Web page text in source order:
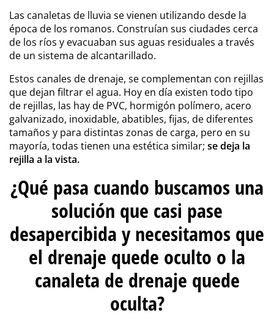
Las canaletas de lluvia se vienen utilizando desde la
época de los romanos. Construían sus ciudades cerca
de los ríos y evacuaban sus aguas residuales a través
de un sistema de alcantarillado.
Estos canales de drenaje, se complementan con rejillas
que dejan filtrar el agua. Hoy en día existen todo tipo
de rejillas, las hay de PVC, hormigón polímero, acero
galvanizado, inoxidable, abatibles, fijas, de diferentes
tamaños y para distintas zonas de carga, pero en su
mayoría, todas tienen una estética similar; se deja la
rejilla a la vista.
¿Qué pasa cuando buscamos una
solución que casi pase
desapercibida y necesitamos que
el drenaje quede oculto o la
canaleta de drenaje quede
oculta?